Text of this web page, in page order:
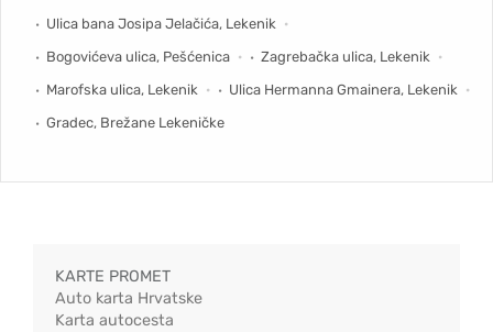
Ulica bana Josipa Jelačića, Lekenik
Bogovićeva ulica, Pešćenica
Zagrebačka ulica, Lekenik
Marofska ulica, Lekenik
Ulica Hermanna Gmainera, Lekenik
Gradec, Brežane Lekeničke
KARTE PROMET
Auto karta Hrvatske
Karta autocesta